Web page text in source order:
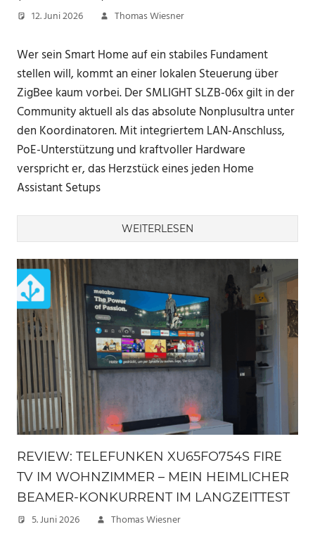
12. Juni 2026 Thomas Wiesner
Wer sein Smart Home auf ein stabiles Fundament
stellen will, kommt an einer lokalen Steuerung über
ZigBee kaum vorbei. Der SMLIGHT SLZB-06x gilt in der
Community aktuell als das absolute Nonplusultra unter
den Koordinatoren. Mit integriertem LAN-Anschluss,
PoE-Unterstützung und kraftvoller Hardware
verspricht er, das Herzstück eines jeden Home
Assistant Setups
WEITERLESEN
REVIEW: TELEFUNKEN XU65FO754S FIRE
TV IM WOHNZIMMER – MEIN HEIMLICHER
BEAMER-KONKURRENT IM LANGZEITTEST
5. Juni 2026 Thomas Wiesner